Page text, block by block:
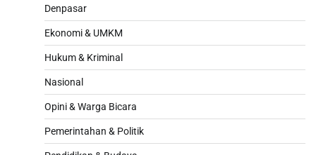
Denpasar
Ekonomi & UMKM
Hukum & Kriminal
Nasional
Opini & Warga Bicara
Pemerintahan & Politik